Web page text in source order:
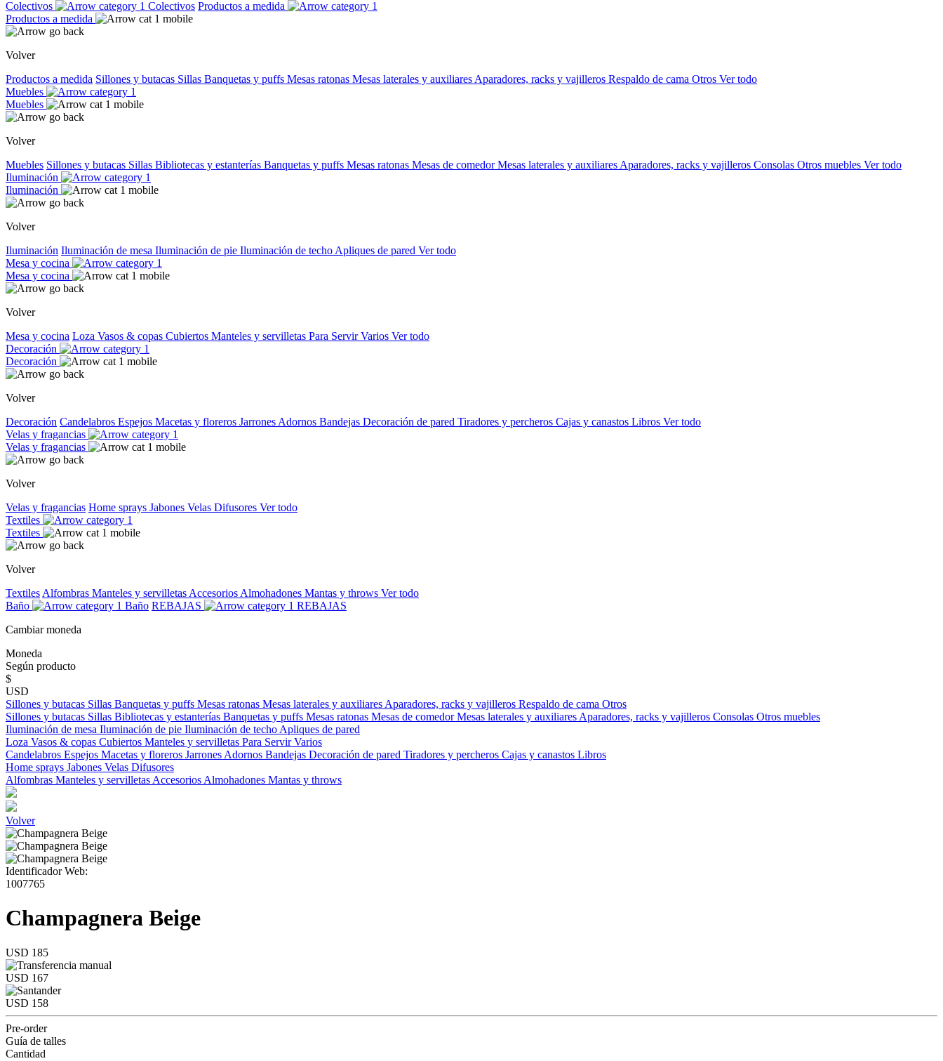
Colectivos Colectivos Productos a medida
Productos a medida
Volver
Productos a medida Sillones y butacas Sillas Banquetas y puffs Mesas ratonas Mesas laterales y auxiliares Aparadores, racks y vajilleros Respaldo de cama Otros Ver todo
Muebles
Muebles
Volver
Muebles Sillones y butacas Sillas Bibliotecas y estanterías Banquetas y puffs Mesas ratonas Mesas de comedorMesas laterales y auxiliares Aparadores, racks y vajilleros Consolas Otros muebles Ver todo
Iluminación
Iluminación
Volver
Iluminación Iluminación de mesa Iluminación de pie Iluminación de techo Apliques de pared Ver todo
Mesa y cocina
Mesa y cocina
Volver
Mesa y cocina Loza Vasos & copas Cubiertos Manteles y servilletas Para ServirVarios Ver todo
Decoración
Decoración
Volver
Decoración Candelabros Espejos Macetas y floreros Jarrones Adornos Bandejas Decoración de pared Tiradores y percheros Cajas y canastos Libros Ver todo
Velas y fragancias
Velas y fragancias
Volver
Velas y fragancias Home sprays Jabones Velas Difusores Ver todo
Textiles
Textiles
Volver
Textiles Alfombras Manteles y servilletas Accesorios Almohadones Mantas y throws Ver todo
Baño
Baño REBAJAS
REBAJAS
Cambiar moneda
Moneda
Según producto
$
USD
Sillones y butacas Sillas Banquetas y puffs Mesas ratonas Mesas laterales y auxiliares Aparadores, racks y vajilleros Respaldo de cama Otros
Sillones y butacas Sillas Bibliotecas y estanterías Banquetas y puffs Mesas ratonas Mesas de comedorMesas laterales y auxiliares Aparadores, racks y vajilleros Consolas Otros muebles
Iluminación de mesa Iluminación de pie Iluminación de techo Apliques de pared
Loza Vasos & copas Cubiertos Manteles y servilletas Para ServirVarios
Candelabros Espejos Macetas y floreros Jarrones Adornos Bandejas Decoración de pared Tiradores y percheros Cajas y canastos Libros
Home sprays Jabones Velas Difusores
Alfombras Manteles y servilletas Accesorios Almohadones Mantas y throws
Volver
Identificador Web:
1007765
Champagnera Beige
USD 185
USD 167
USD 158
Pre-order
Guía de talles
Cantidad